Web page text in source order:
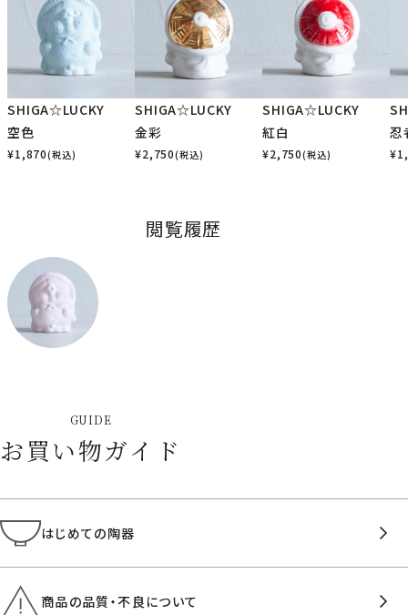
SHIGA☆LUCKY
空色
¥1,870(税込)
SHIGA☆LUCKY
金彩
¥2,750(税込)
SHIGA☆LUCKY
紅白
¥2,750(税込)
忍
¥
閲覧履歴
GUIDE
お買い物ガイド
はじめての陶器
商品の品質・不良について